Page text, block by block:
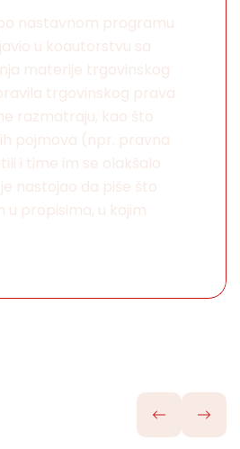
nastavnom programu
u koautorstvu sa
materije trgovinskog
trgovinskog prava
razmatraju, kao što
pojmova (npr. pravna
i time im se olakšalo
nastojao da piše što
u propisima, u kojim